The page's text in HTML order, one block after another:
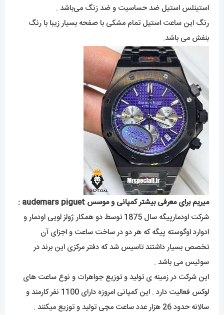
استینلس استیل ضد حساسیت و ضد زنگ می‌باشد .
رنگ این ساعت استیل تمام مشکی با صفحه بسیار زیبا با رنگ
بنفش می باشد.
میریم برای معرفی بیشتر کمپانی و موسس audemars piguet :
شرکت اودمارپیگه سال 1875 توسط دو همکار ژولز لویی اودمار و
ادوارد اوگوسته پیگه که هر دو در ساخت ساعت و اجزای آن
تخصص بسیار داشتند تاسیس شد که دفتر مرکزی این برند در
سوئیس می باشد .
این شرکت در زمینه ی تولید و توزیع جواهرات و نوع ساعت های
لوکس فعالیت دارد . این کمپانی امروزه دارای 1100 نفر کارمند و
سالانه حدود 26 هزار عدد ساعت مچی تولید و توزیع میکنند .